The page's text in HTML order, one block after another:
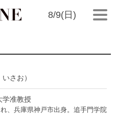
8/9(日)
さお）
准教授
、兵庫県神戸市出身。追手門学院